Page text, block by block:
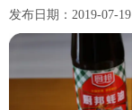
发布日期： 2019-07-19